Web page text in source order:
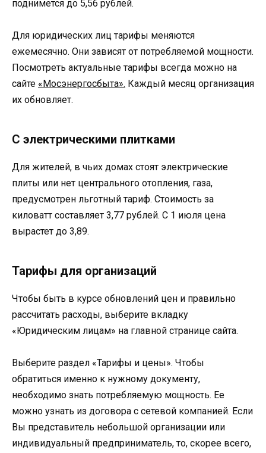
поднимется до 5,56 рублей.
Для юридических лиц тарифы меняются
ежемесячно. Они зависят от потребляемой мощности.
Посмотреть актуальные тарифы всегда можно на
сайте «Мосэнергосбыта». Каждый месяц организация
их обновляет.
С электрическими плитками
Для жителей, в чьих домах стоят электрические
плиты или нет центрального отопления, газа,
предусмотрен льготный тариф. Стоимость за
киловатт составляет 3,77 рублей. С 1 июля цена
вырастет до 3,89.
Тарифы для организаций
Чтобы быть в курсе обновлений цен и правильно
рассчитать расходы, выберите вкладку
«Юридическим лицам» на главной странице сайта.
Выберите раздел «Тарифы и цены». Чтобы
обратиться именно к нужному документу,
необходимо знать потребляемую мощность. Ее
можно узнать из договора с сетевой компанией. Если
Вы представитель небольшой организации или
индивидуальный предприниматель, то, скорее всего,